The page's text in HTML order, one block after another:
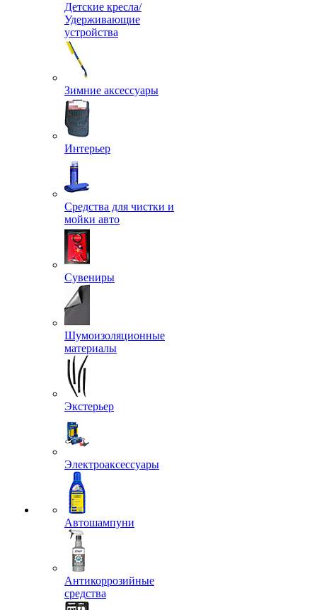
Детские кресла/
Удерживающие
устройства
Зимние аксессуары
Интерьер
Средства для чистки и
мойки авто
Сувениры
Шумоизоляционные
материалы
Экстерьер
Электроаксессуары
Автошампуни
Антикоррозийные
средства